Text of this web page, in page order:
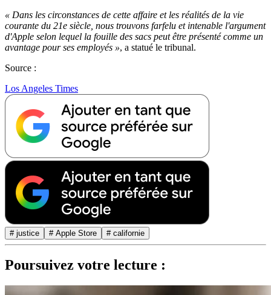
« Dans les circonstances de cette affaire et les réalités de la vie
courante du 21e siècle, nous trouvons farfelu et intenable l'argument
d'Apple selon lequel la fouille des sacs peut être présenté comme un
avantage pour ses employés », a statué le tribunal.
Source :
Los Angeles Times
# justice # Apple Store # californie
Poursuivez votre lecture :